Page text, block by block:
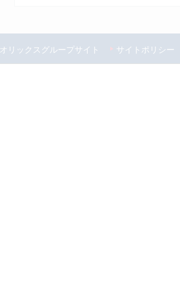
オリックスグループサイト サイトポリシー